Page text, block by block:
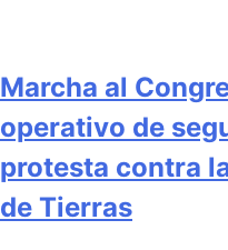
Marcha al
operativo de
protesta contra
de Tierras